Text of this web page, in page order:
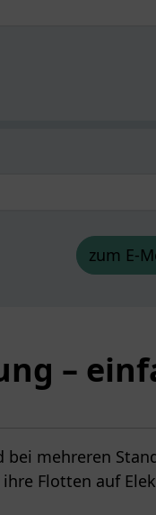
zum E-
–
mehreren
Flotten auf